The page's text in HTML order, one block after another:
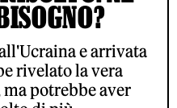
e arrivata
rivelato la vera
potrebbe aver